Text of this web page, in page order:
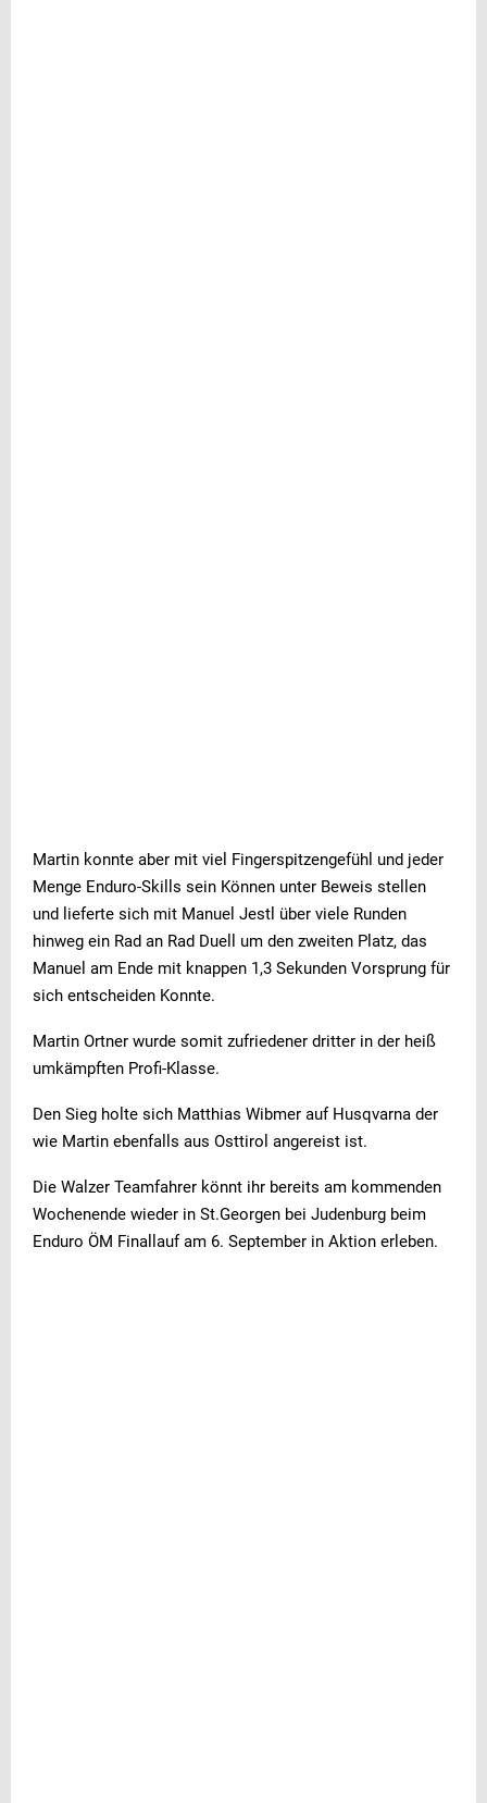
Martin konnte aber mit viel Fingerspitzengefühl und jeder
Menge Enduro-Skills sein Können unter Beweis stellen
und lieferte sich mit Manuel Jestl über viele Runden
hinweg ein Rad an Rad Duell um den zweiten Platz, das
Manuel am Ende mit knappen 1,3 Sekunden Vorsprung für
sich entscheiden Konnte.
Martin Ortner wurde somit zufriedener dritter in der heiß
umkämpften Profi-Klasse.
Den Sieg holte sich Matthias Wibmer auf Husqvarna der
wie Martin ebenfalls aus Osttirol angereist ist.
Die Walzer Teamfahrer könnt ihr bereits am kommenden
Wochenende wieder in St.Georgen bei Judenburg beim
Enduro ÖM Finallauf am 6. September in Aktion erleben.